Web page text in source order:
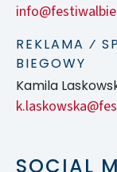
REKLAMA ⁄
BIEGOWY
Kamila
SOCIAL